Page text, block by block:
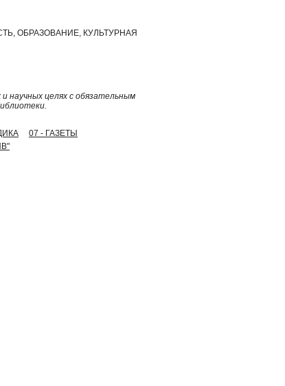
ОБРАЗОВАНИЕ, КУЛЬТУРНАЯ
научных целях с обязательным
07 - ГАЗЕТЫ